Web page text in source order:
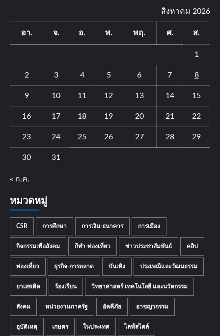
สิงหาคม 2026
อา. จ. อ. พ. พฤ. ศ. ส.
1
2 3 4 5 6 7 8
9 10 11 12 13 14 15
16 17 18 19 20 21 22
23 24 25 26 27 28 29
30 31
« ก.ค.
หมวดหมู่
CSR การศึกษา การเงิน-ธนาคาร การเมือง
กิจกรรมเพื่อสังคม กีฬา-ท่องเที่ยว ข่าวประชาสัมพันธ์ คลิป
ท่องเที่ยว ธุรกิจ-การตลาด บันเทิง ประเพณีและวัฒนธรรม
ยาเสพติด ร้องเรียน วิทยาศาสตร์ เทคโนโลยี และนวัตกรรม
สังคม หน่วยงานภาครัฐ อัคคีภัย อาชญากรรม
อุบัติเหตุ เกษตร ในประเทศ ไลฟ์สไตล์